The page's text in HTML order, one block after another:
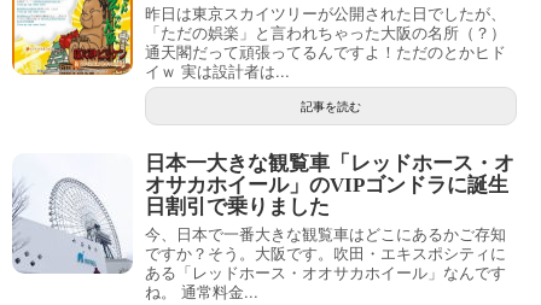
昨日は東京スカイツリーが公開された日でしたが、
「ただの娯楽」と言われちゃった大阪の名所（？）
通天閣だって頑張ってるんですよ！ただのとかヒド
イｗ 実は設計者は...
記事を読む
日本一大きな観覧車「レッドホース・オ
オサカホイール」のVIPゴンドラに誕生
日割引で乗りました
今、日本で一番大きな観覧車はどこにあるかご存知
ですか？そう。大阪です。吹田・エキスポシティに
ある「レッドホース・オオサカホイール」なんです
ね。 通常料金...